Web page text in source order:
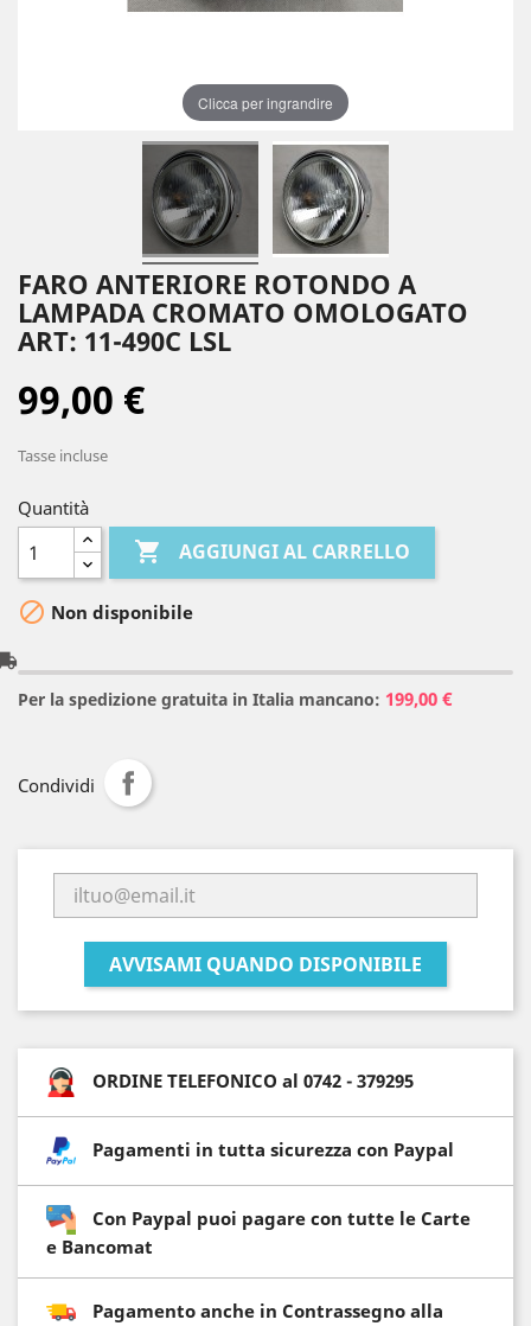
Clicca per ingrandire
FARO ANTERIORE ROTONDO A
LAMPADA CROMATO OMOLOGATO
ART: 11-490C LSL
99,00 €
Tasse incluse
Quantità
 AGGIUNGI AL CARRELLO
 Non disponibile
Per la spedizione gratuita in Italia mancano: 199,00 €
Condividi
AVVISAMI QUANDO DISPONIBILE
ORDINE TELEFONICO al 0742 - 379295
Pagamenti in tutta sicurezza con Paypal
Con Paypal puoi pagare con tutte le Carte
e Bancomat
Pagamento anche in Contrassegno alla